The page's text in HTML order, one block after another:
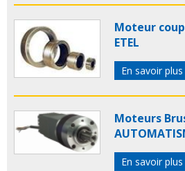
Moteur
ETEL
En savoir plus
Moteurs
En savoir plus